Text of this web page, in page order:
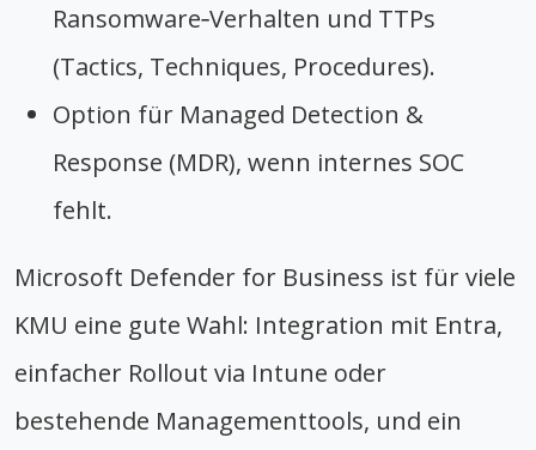
Ransomware‑Verhalten und TTPs
(Tactics, Techniques, Procedures).
Option für Managed Detection &
Response (MDR), wenn internes SOC
fehlt.
Microsoft Defender for Business ist für viele
KMU eine gute Wahl: Integration mit Entra,
einfacher Rollout via Intune oder
bestehende Managementtools, und ein